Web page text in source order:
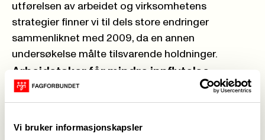
Vi bruker informasjonskapsler
utførelsen av arbeidet og virksomhetens
strategier finner vi til dels store endringer
sammenliknet med 2009, da en annen
undersøkelse målte tilsvarende holdninger.
Arbeidstaker får mindre innflytelse
Andelen arbeidstakere som mener de har relativt
stor innflytelse på egen arbeidssituasjon har